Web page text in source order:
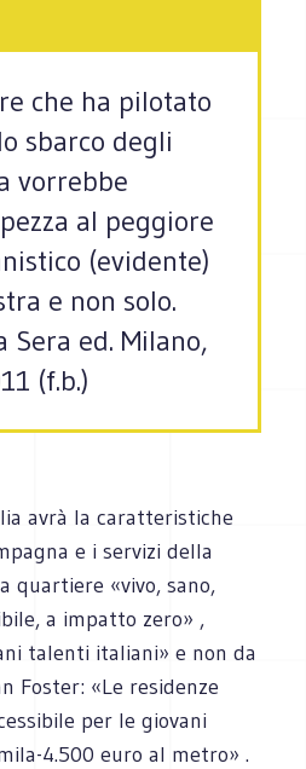
che ha pilotato
sbarco degli
vorrebbe
al peggiore
(evidente)
e non solo.
Sera ed. Milano,
(f.b.)
avrà la caratteristiche
e i servizi della
quartiere «vivo, sano,
a impatto zero» ,
talenti italiani» e non da
Foster: «Le residenze
per le giovani
4.500 euro al metro» .